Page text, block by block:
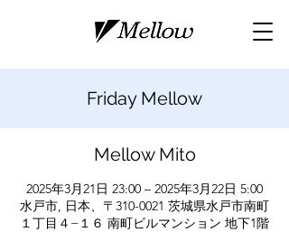
Friday Mellow
Mellow Mito
2025年3月21日 23:00 – 2025年3月22日 5:00
水戸市, 日本、〒310-0021 茨城県水戸市南町
１丁目４−１６ 南町ビルマンション 地下1階